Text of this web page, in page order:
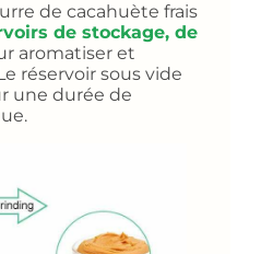
de cacahuète frais
de stockage, de
aromatiser et
réservoir sous vide
une durée de